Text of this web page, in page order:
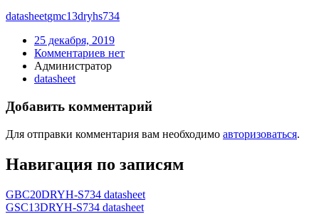
datasheetgmc13dryhs734
25 декабря, 2019
Комментариев нет
Администратор
datasheet
Добавить комментарий
Для отправки комментария вам необходимо авторизоваться.
Навигация по записям
GBC20DRYH-S734 datasheet
GSC13DRYH-S734 datasheet